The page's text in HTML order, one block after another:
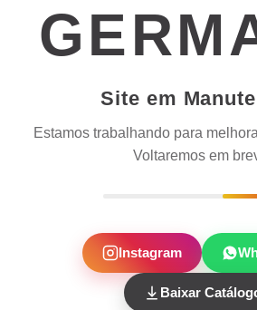
Site em
Estamos trabalhando para
Voltaremos em
Instagram
Baixar